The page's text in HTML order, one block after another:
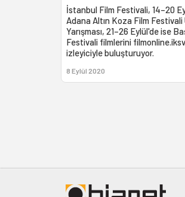
İstanbul Film Festivali, 14–20
Adana Altın Koza Film
Yarışması, 21–26 Eylül'de ise
Festivali filmlerini
izleyiciyle buluşturuyor.
8 Eylül 2020